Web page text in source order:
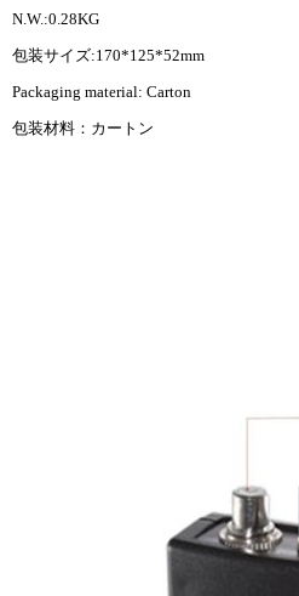
N.W.:0.28KG
包装サイズ:170*125*52mm
Packaging material: Carton
包装材料：カートン